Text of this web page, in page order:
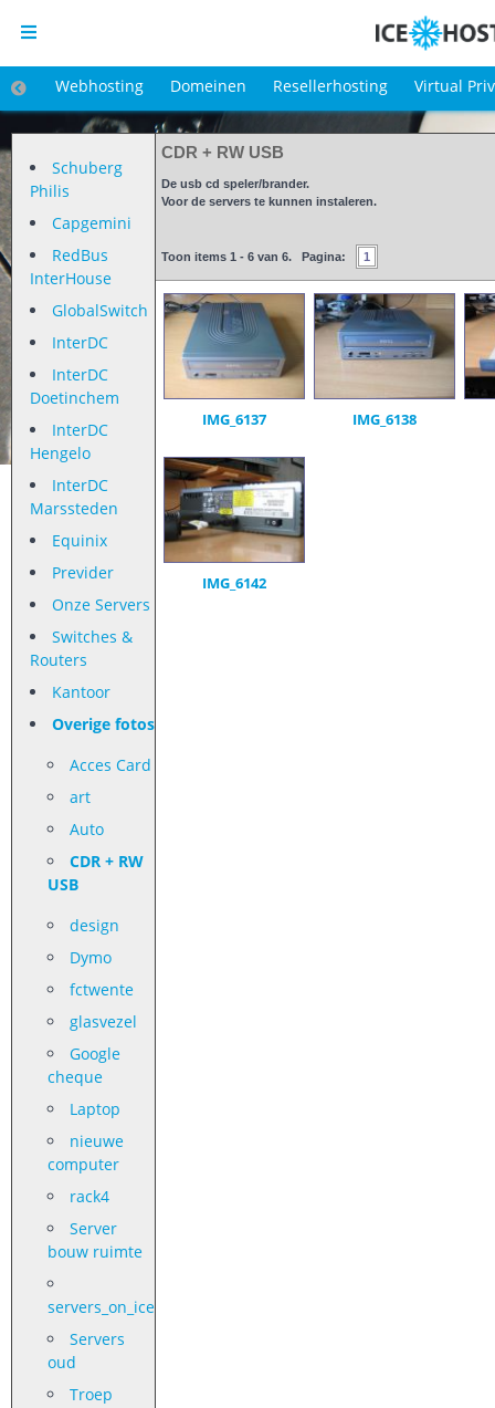
Webhosting Domeinen Resellerhosting Virtual
Schuberg
Philis
Capgemini
RedBus
InterHouse
GlobalSwitch
InterDC
InterDC
Doetinchem
InterDC
Hengelo
InterDC
Marssteden
Equinix
Previder
Onze Servers
Switches &
Routers
Kantoor
Overige fotos
Acces Card
art
Auto
CDR + RW
USB
design
Dymo
fctwente
glasvezel
Google
cheque
Laptop
nieuwe
computer
rack4
Server
bouw ruimte
servers_on_ice
Servers
oud
Troep
CDR + RW USB
De usb cd speler/brander.
Voor de servers te kunnen instaleren.
Toon items 1 - 6 van 6. Pagina: 1
IMG_6137 IMG_6138
IMG_6142